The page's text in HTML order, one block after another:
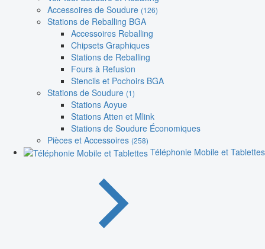
Accessoires de Soudure (126)
Stations de Reballing BGA
Accessoires Reballing
Chipsets Graphiques
Stations de Reballing
Fours à Refusion
Stencils et Pochoirs BGA
Stations de Soudure (1)
Stations Aoyue
Stations Atten et Mlink
Stations de Soudure Économiques
Pièces et Accessoires (258)
Téléphonie Mobile et Tablettes